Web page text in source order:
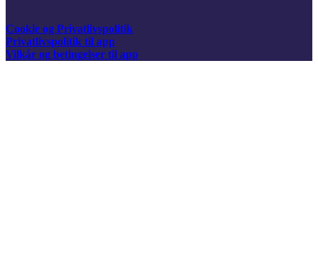
Cookie og Privatlivspolitik
Privatlivspolitik til app
Vilkår og betingelser til app